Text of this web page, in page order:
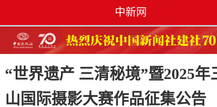
中新网
“世界遗产 三清秘境”暨2025年
山国际摄影大赛作品征集公告